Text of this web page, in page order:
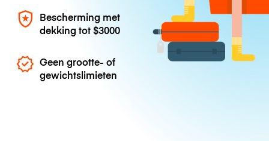
Bescherming met
dekking tot$3000
Geen grootte- of
gewichtslimieten